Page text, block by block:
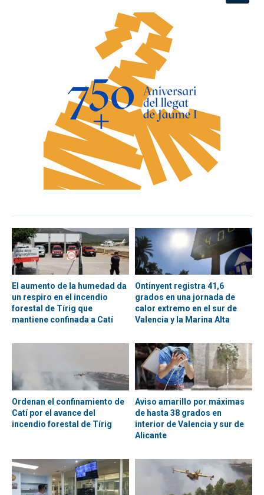
El aumento de la humedad da
un respiro en el incendio
forestal de Tírig que
mantiene confinada a Catí
Ontinyent registra 41,6
grados en una jornada de
calor extremo en el sur de
Valencia y la Marina Alta
Ordenan el confinamiento de
Catí por el avance del
incendio forestal de Tírig
Aviso amarillo por máximas
de hasta 38 grados en
interior de Valencia y sur de
Alicante